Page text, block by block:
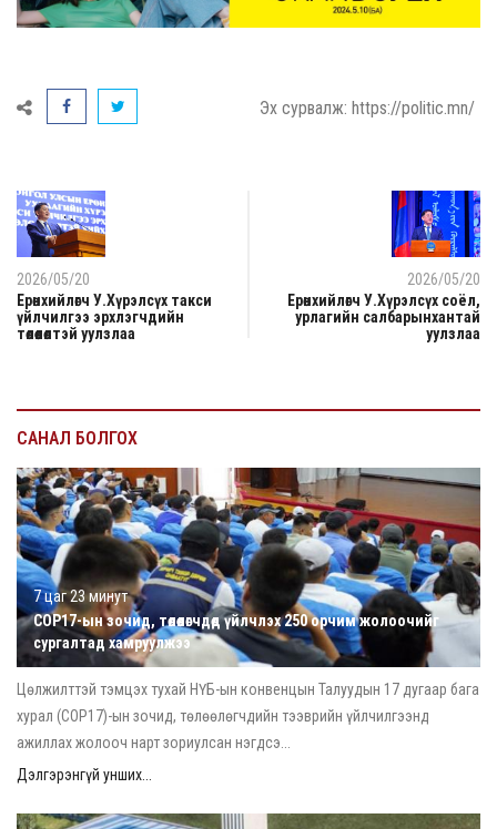
Эх сурвалж: https://politic.mn/
2026/05/20
Ерөнхийлөгч У.Хүрэлсүх такси
үйлчилгээ эрхлэгчдийн
төлөөлөлтэй уулзлаа
2026/05/20
Ерөнхийлөгч У.Хүрэлсүх соёл,
урлагийн салбарынхантай
уулзлаа
САНАЛ БОЛГОХ
7 цаг 23 минут
COP17-ын зочид, төлөөлөгчдөд үйлчлэх 250 орчим жолоочийг
сургалтад хамруулжээ
Цөлжилттэй тэмцэх тухай НҮБ-ын конвенцын Талуудын 17 дугаар бага
хурал (COP17)-ын зочид, төлөөлөгчдийн тээврийн үйлчилгээнд
ажиллах жолооч нарт зориулсан нэгдсэ...
Дэлгэрэнгүй унших...